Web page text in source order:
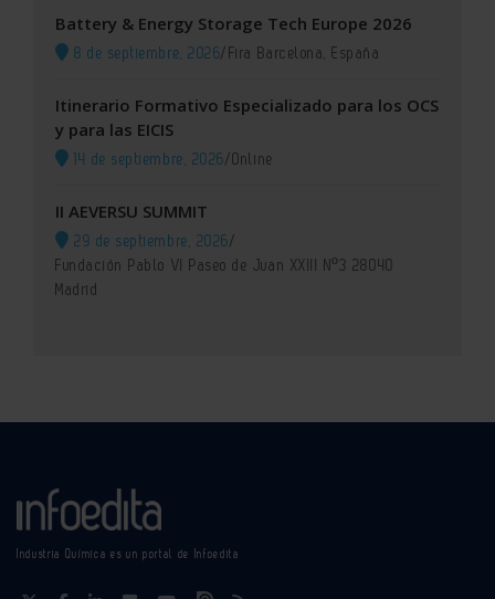
Battery & Energy Storage Tech Europe 2026
8 de septiembre, 2026/Fira Barcelona, España
Itinerario Formativo Especializado para los OCS
y para las EICIS
14 de septiembre, 2026/Online
II AEVERSU SUMMIT
29 de septiembre, 2026/
Fundación Pablo VI Paseo de Juan XXIII Nº3 28040
Madrid
Industria Química es un portal de Infoedita